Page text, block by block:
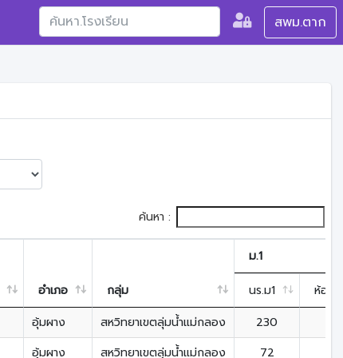
สพม.ตาก
ค้นหา :
อำเภอ กลุ่ม
ม.1
นร.ม1
ห้อง.
อุ้มผาง สหวิทยาเขตลุ่มน้ำแม่กลอง 230
อุ้มผาง สหวิทยาเขตลุ่มน้ำแม่กลอง 72